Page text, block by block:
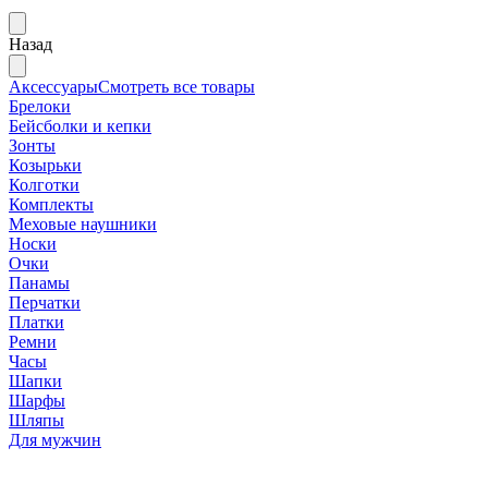
Назад
АксессуарыСмотреть все товары
Брелоки
Бейсболки и кепки
Зонты
Козырьки
Колготки
Комплекты
Меховые наушники
Носки
Очки
Панамы
Перчатки
Платки
Ремни
Часы
Шапки
Шарфы
Шляпы
Для мужчин